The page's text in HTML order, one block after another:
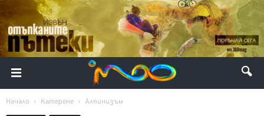
Начало Катерене Алпинизъм